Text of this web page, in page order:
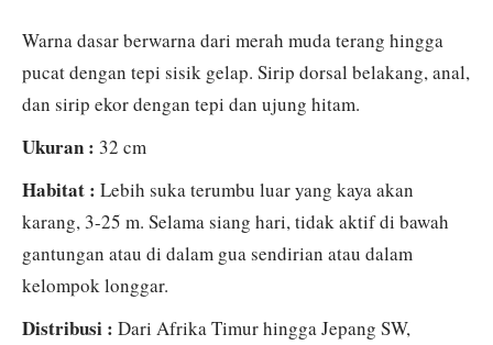
Warna dasar berwarna dari merah muda terang hingga
pucat dengan tepi sisik gelap. Sirip dorsal belakang, anal,
dan sirip ekor dengan tepi dan ujung hitam.
Ukuran : 32 cm
Habitat : Lebih suka terumbu luar yang kaya akan
karang, 3-25 m. Selama siang hari, tidak aktif di bawah
gantungan atau di dalam gua sendirian atau dalam
kelompok longgar.
Distribusi : Dari Afrika Timur hingga Jepang SW,